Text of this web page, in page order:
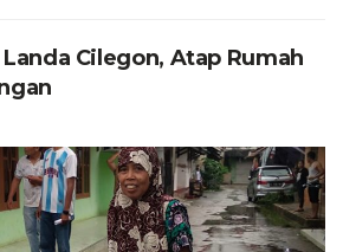
Cilegon, Atap Rumah